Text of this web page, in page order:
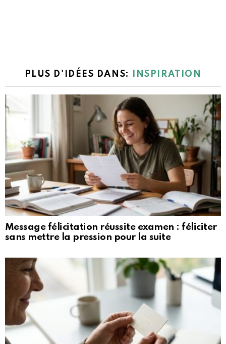
PLUS D'IDÉES DANS: INSPIRATION
Message félicitation réussite examen : féliciter
sans mettre la pression pour la suite